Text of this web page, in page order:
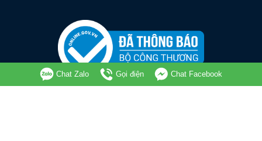
Chat Zalo Gọi điện Chat Facebook